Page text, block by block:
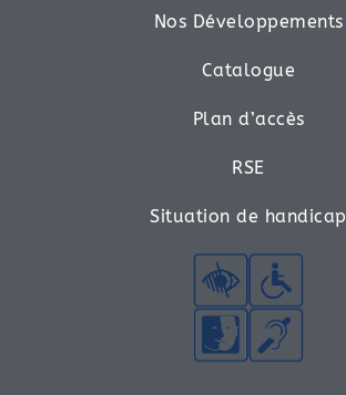
Nos Développements
Catalogue
Plan d’accès
RSE
Situation de handicap